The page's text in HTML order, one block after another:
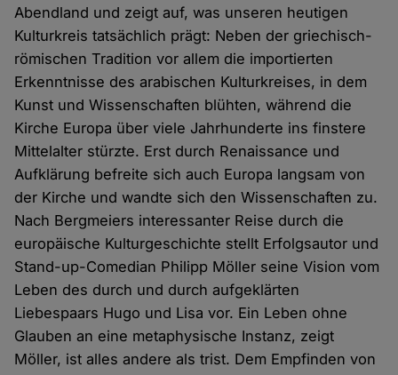
Abendland und zeigt auf, was unseren heutigen
Kulturkreis tatsächlich prägt: Neben der griechisch-
römischen Tradition vor allem die importierten
Erkenntnisse des arabischen Kulturkreises, in dem
Kunst und Wissenschaften blühten, während die
Kirche Europa über viele Jahrhunderte ins finstere
Mittelalter stürzte. Erst durch Renaissance und
Aufklärung befreite sich auch Europa langsam von
der Kirche und wandte sich den Wissenschaften zu.
Nach Bergmeiers interessanter Reise durch die
europäische Kulturgeschichte stellt Erfolgsautor und
Stand-up-Comedian Philipp Möller seine Vision vom
Leben des durch und durch aufgeklärten
Liebespaars Hugo und Lisa vor. Ein Leben ohne
Glauben an eine metaphysische Instanz, zeigt
Möller, ist alles andere als trist. Dem Empfinden von